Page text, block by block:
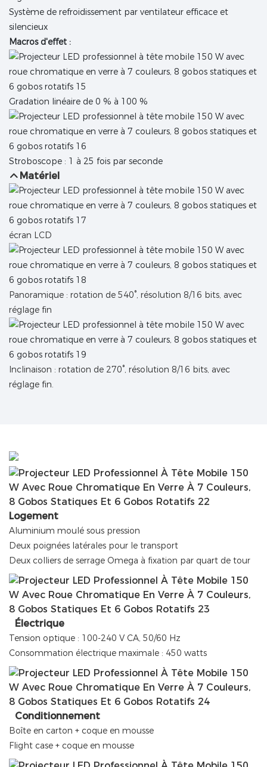
Système de refroidissement par ventilateur efficace et
silencieux
Macros d'effet :
Gradation linéaire de 0 % à 100 %
Stroboscope : 1 à 25 fois par seconde
Matériel
écran LCD
Panoramique : rotation de 540°, résolution 8/16 bits, avec
réglage fin
Inclinaison : rotation de 270°, résolution 8/16 bits, avec
réglage fin.
Logement
Aluminium moulé sous pression
Deux poignées latérales pour le transport
Deux colliers de serrage Omega à fixation par quart de tour
Électrique
Tension optique : 100-240 V CA, 50/60 Hz
Consommation électrique maximale : 450 watts
Conditionnement
Boîte en carton + coque en mousse
Flight case + coque en mousse